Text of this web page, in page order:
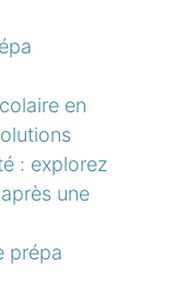
en
: explorez
une
prépa